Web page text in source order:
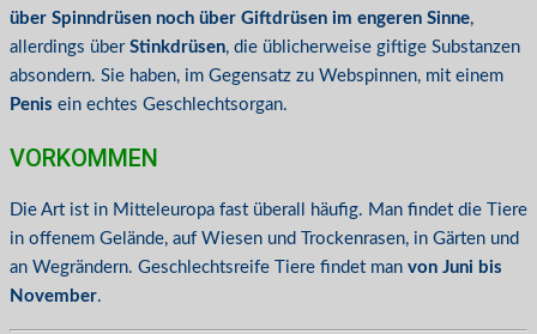
über Spinndrüsen noch über Giftdrüsen im engeren Sinne,
allerdings über Stinkdrüsen, die üblicherweise giftige Substanzen
absondern. Sie haben, im Gegensatz zu Webspinnen, mit einem
Penis ein echtes Geschlechtsorgan.
VORKOMMEN
Die Art ist in Mitteleuropa fast überall häufig. Man findet die Tiere
in offenem Gelände, auf Wiesen und Trockenrasen, in Gärten und
an Wegrändern. Geschlechtsreife Tiere findet man von Juni bis
November.